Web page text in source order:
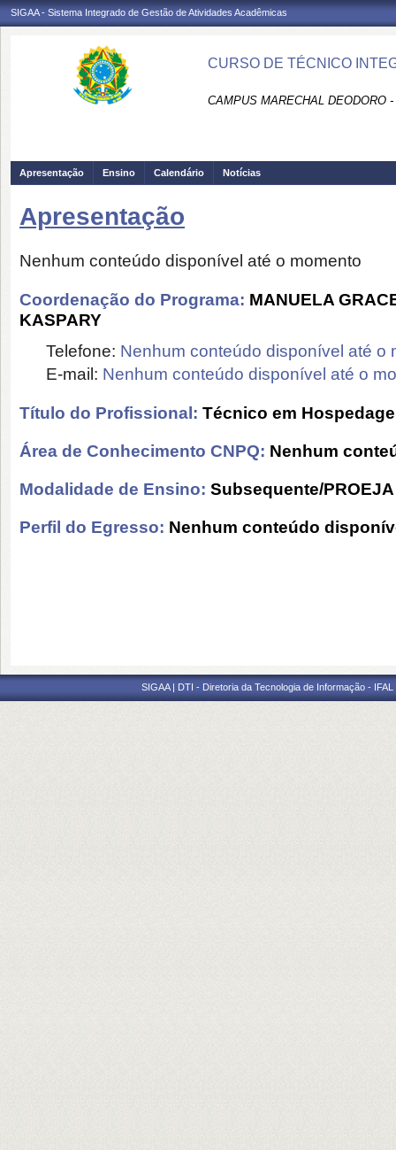
SIGAA - Sistema Integrado de Gestão de Atividades Acadêmicas
CURSO DE TÉCNICO
CAMPUS MARECHAL DEODORO
Apresentação Ensino Calendário Notícias
Apresentação
Nenhum conteúdo disponível até o momento
Coordenação do Programa: MANUELA
KASPARY
Telefone: Nenhum conteúdo disponível até o
E-mail: Nenhum conteúdo disponível até o
Título do Profissional: Técnico em
Área de Conhecimento CNPQ: Nenhum
Modalidade de Ensino: Subsequente/PROEJA
Perfil do Egresso: Nenhum conteúdo
SIGAA | DTI - Diretoria da Tecnologia de Informação -